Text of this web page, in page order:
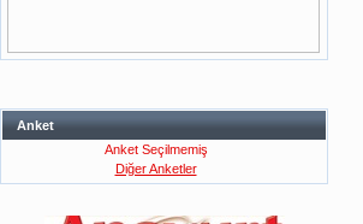
Anket
Anket Seçilmemiş
Diğer Anketler